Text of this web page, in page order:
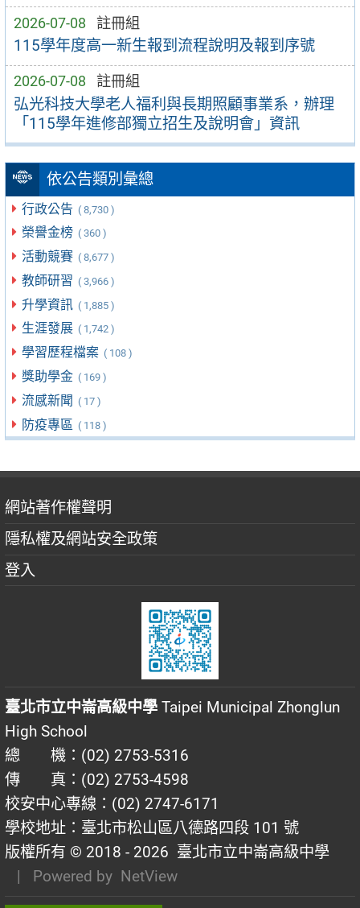
2026-07-08 註冊組
115學年度高一新生報到流程說明及報到序號
2026-07-08 註冊組
弘光科技大學老人福利與長期照顧事業系，辦理
「115學年進修部獨立招生及說明會」資訊
依公告類別彙總
行政公告 ( 8,730 )
榮譽金榜 ( 360 )
活動競賽 ( 8,677 )
教師研習 ( 3,966 )
升學資訊 ( 1,885 )
生涯發展 ( 1,742 )
學習歷程檔案 ( 108 )
獎助學金 ( 169 )
流感新聞 ( 17 )
防疫專區 ( 118 )
網站著作權聲明
隱私權及網站安全政策
登入
臺北市立中崙高級中學 Taipei Municipal Zhonglun
High School
總 機：(02) 2753-5316
傳 真：(02) 2753-4598
校安中心專線：(02) 2747-6171
學校地址：臺北市松山區八德路四段 101 號
版權所有 © 2018 - 2026 臺北市立中崙高級中學
| Powered by NetView